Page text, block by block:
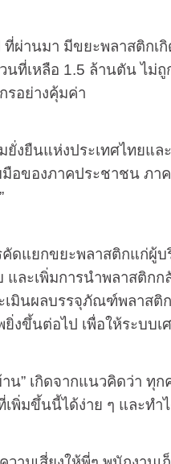
ที่ผ่านมา มีขยะพลาสติกเ
ที่เหลือ 1.5 ล้านตัน ไม่ถู
รอย่างคุ้มค่า
ยั่งยืนแห่งประเทศไทยแ
อของภาคประชาชน ภาค
คัดแยกขยะพลาสติกแก่ผู้
และเพิ่มการนำพลาสติก
มินผลบรรจุภัณฑ์พลาสติ
งขึ้นต่อไป เพื่อให้ระบบเ
น” เกิดจากแนวคิดว่า ทุ
เพิ่มขึ้นนี้ได้ง่าย ๆ และทำ